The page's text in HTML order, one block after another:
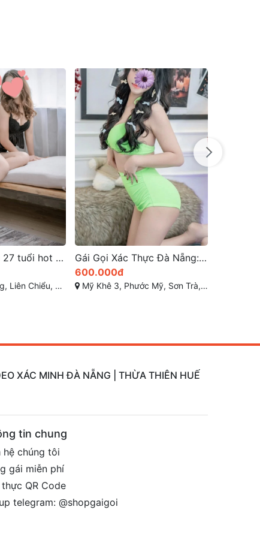
Gái Gọi Xác Thực Đà Nẵng: Tìm Kiếm Dịch Vụ Chất Lượng Năm 2026
Sơn Trà, Đà Nẵng
Bé Trần Xinh Đẹp Duyên Dáng Mới Bước Vào Nghề Gái Gọi
500.000đ
Lương Trúc Đàm, Phường Hòa Minh, Liên Chiểu, TP Đà Nẵng
XÁC MINH ĐÀ NẴNG | THỪA THIÊN HUẾ
tin chung
hệ chúng tôi
gái miễn phí
thực QR Code
telegram: @shopgaigoi